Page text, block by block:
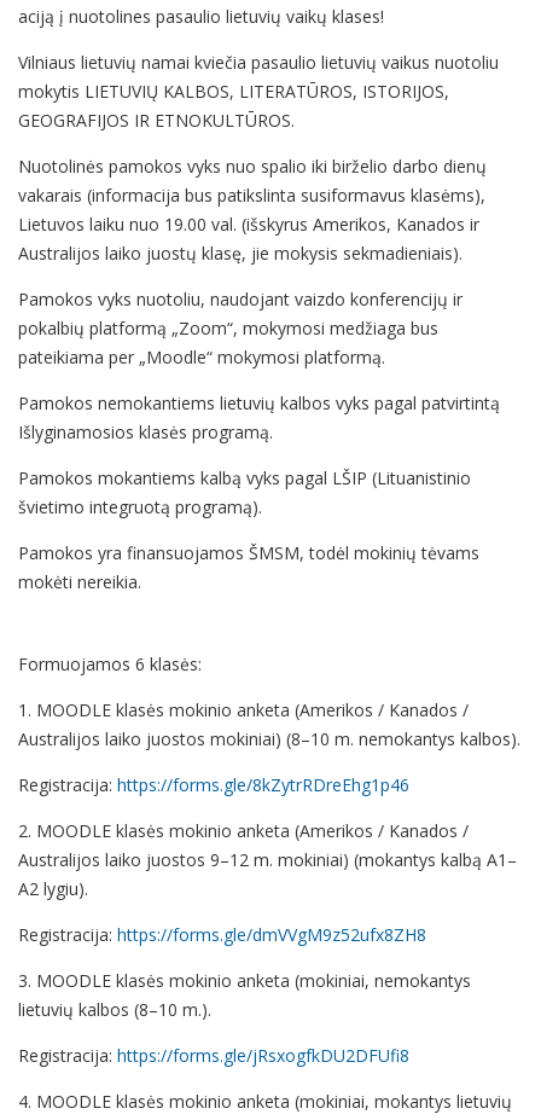
aciją į nuotolines pasaulio lietuvių vaikų klases!
Vilniaus lietuvių namai kviečia pasaulio lietuvių vaikus nuotoliu
mokytis LIETUVIŲ KALBOS, LITERATŪROS, ISTORIJOS,
GEOGRAFIJOS IR ETNOKULTŪROS.
Nuotolinės pamokos vyks nuo spalio iki birželio darbo dienų
vakarais (informacija bus patikslinta susiformavus klasėms),
Lietuvos laiku nuo 19.00 val. (išskyrus Amerikos, Kanados ir
Australijos laiko juostų klasę, jie mokysis sekmadieniais).
Pamokos vyks nuotoliu, naudojant vaizdo konferencijų ir
pokalbių platformą „Zoom“, mokymosi medžiaga bus
pateikiama per „Moodle“ mokymosi platformą.
Pamokos nemokantiems lietuvių kalbos vyks pagal patvirtintą
Išlyginamosios klasės programą.
Pamokos mokantiems kalbą vyks pagal LŠIP (Lituanistinio
švietimo integruotą programą).
Pamokos yra finansuojamos ŠMSM, todėl mokinių tėvams
mokėti nereikia.
Formuojamos 6 klasės:
1. MOODLE klasės mokinio anketa (Amerikos / Kanados /
Australijos laiko juostos mokiniai) (8–10 m. nemokantys kalbos).
Registracija: https://forms.gle/8kZytrRDreEhg1p46
2. MOODLE klasės mokinio anketa (Amerikos / Kanados /
Australijos laiko juostos 9–12 m. mokiniai) (mokantys kalbą A1–
A2 lygiu).
Registracija: https://forms.gle/dmVVgM9z52ufx8ZH8
3. MOODLE klasės mokinio anketa (mokiniai, nemokantys
lietuvių kalbos (8–10 m.).
Registracija: https://forms.gle/jRsxogfkDU2DFUfi8
4. MOODLE klasės mokinio anketa (mokiniai, mokantys lietuvių